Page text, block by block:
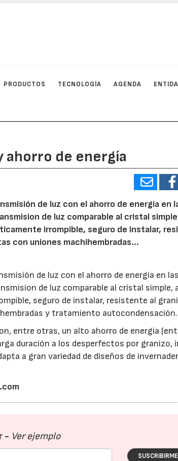
PRODUCTOS TECNOLOGÍA AGENDA
ahorro de energía
de luz con el ahorro de energía en
de luz comparable al cristal
irrompible, seguro de instalar,
con uniones machihembradas...
de luz con el ahorro de energía en
de luz comparable al cristal simple,
seguro de instalar, resistente al
y tratamiento autocondensación.
entre otras, un alto ahorro de energía
duración a los desperfectos por granizo,
a gran variedad de diseños de
- Ver ejemplo